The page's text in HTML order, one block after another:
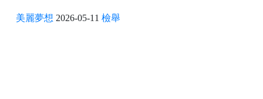
美麗夢想 2026-05-11 檢舉